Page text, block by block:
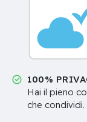
100%
Hai il pieno
che condividi.